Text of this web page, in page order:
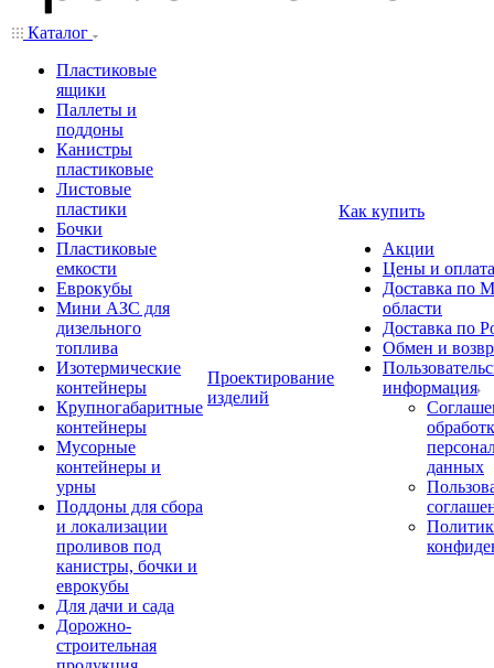
Каталог
Пластиковые
ящики
Паллеты и
поддоны
Канистры
пластиковые
Листовые
пластики
Бочки
Пластиковые
емкости
Еврокубы
Мини АЗС для
дизельного
топлива
Изотермические
контейнеры
Крупногабаритные
контейнеры
Мусорные
контейнеры и
урны
Поддоны для сбора
и локализации
проливов под
канистры, бочки и
еврокубы
Для дачи и сада
Дорожно-
строительная
Проектирование
изделий
Как купить
Акции
Цены и оплата
Доставка по
области
Доставка по
Обмен и
информация
данных